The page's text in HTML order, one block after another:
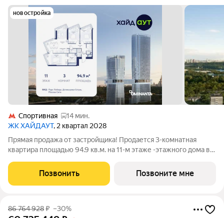
новостройка
Спортивная
14 мин.
ЖК ХАЙДАУТ, 2 квартал 2028
Прямая продажа от застройщика! Продается 3-комнатная
квартира площадью 94.9 кв.м. на 11-м этаже -этажного дома в
Победы, Долина реки Сетунь, МГУ, Москва-Сити, Воробьевы
горы. Высота потолков 3,25 м.
Позвонить Позвоните мне
86 764 928₽ –30%